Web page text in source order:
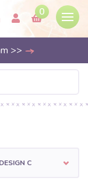
0
>>
C